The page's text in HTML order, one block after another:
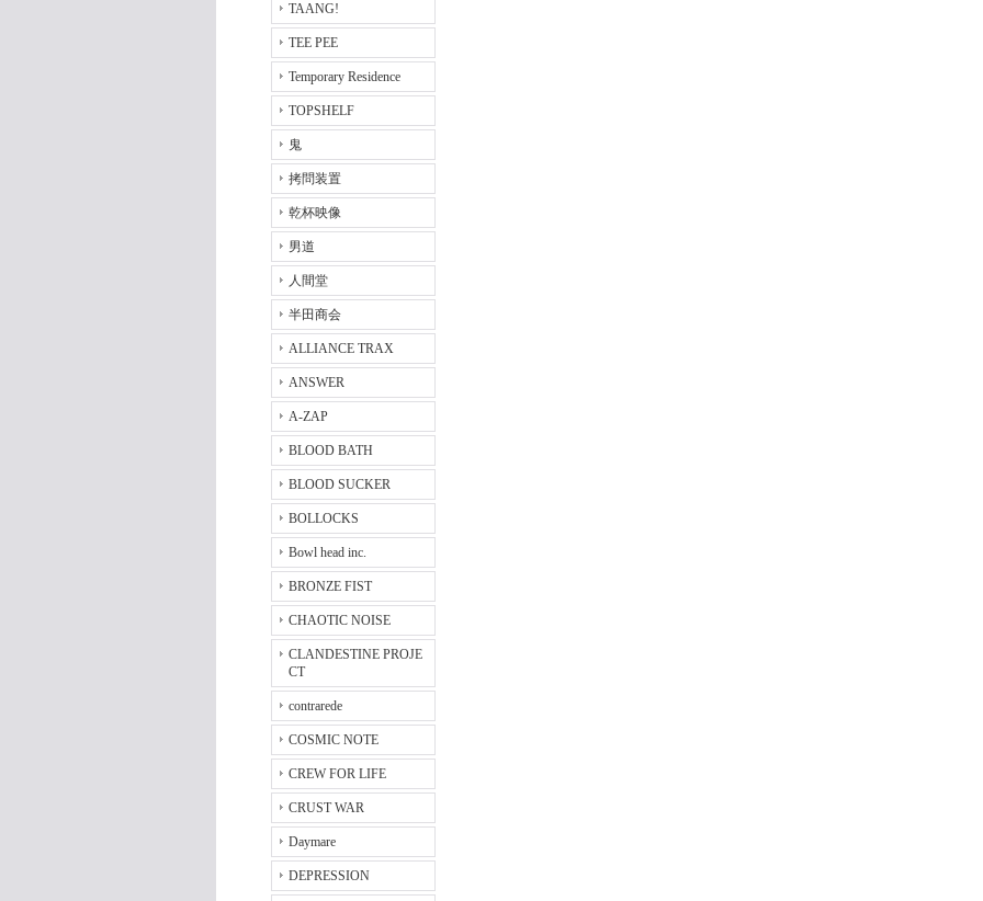
TAANG!
TEE PEE
Temporary Residence
TOPSHELF
鬼
拷問装置
乾杯映像
男道
人間堂
半田商会
ALLIANCE TRAX
ANSWER
A-ZAP
BLOOD BATH
BLOOD SUCKER
BOLLOCKS
Bowl head inc.
BRONZE FIST
CHAOTIC NOISE
CLANDESTINE PROJE
CT
contrarede
COSMIC NOTE
CREW FOR LIFE
CRUST WAR
Daymare
DEPRESSION